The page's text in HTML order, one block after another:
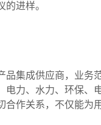
进样。
品集成供应商，业
电力、水力、环保、
合作关系，不仅能